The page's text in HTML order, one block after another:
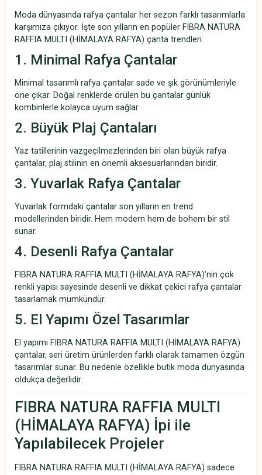
Moda dünyasında rafya çantalar her sezon farklı tasarımlarla
karşımıza çıkıyor. İşte son yılların en popüler FIBRA NATURA
RAFFIA MULTI (HİMALAYA RAFYA) çanta trendleri:
1. Minimal Rafya Çantalar
Minimal tasarımlı rafya çantalar sade ve şık görünümleriyle
öne çıkar. Doğal renklerde örülen bu çantalar günlük
kombinlerle kolayca uyum sağlar.
2. Büyük Plaj Çantaları
Yaz tatillerinin vazgeçilmezlerinden biri olan büyük rafya
çantalar, plaj stilinin en önemli aksesuarlarından biridir.
3. Yuvarlak Rafya Çantalar
Yuvarlak formdaki çantalar son yılların en trend
modellerinden biridir. Hem modern hem de bohem bir stil
sunar.
4. Desenli Rafya Çantalar
FIBRA NATURA RAFFIA MULTI (HİMALAYA RAFYA)’nin çok
renkli yapısı sayesinde desenli ve dikkat çekici rafya çantalar
tasarlamak mümkündür.
5. El Yapımı Özel Tasarımlar
El yapımı FIBRA NATURA RAFFIA MULTI (HİMALAYA RAFYA)
çantalar, seri üretim ürünlerden farklı olarak tamamen özgün
tasarımlar sunar. Bu nedenle özellikle butik moda dünyasında
oldukça değerlidir.
FIBRA NATURA RAFFIA MULTI
(HİMALAYA RAFYA) İpi ile
Yapılabilecek Projeler
FIBRA NATURA RAFFIA MULTI (HİMALAYA RAFYA) sadece